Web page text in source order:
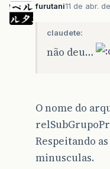
furutani11 de abr.
claudete:
não deu…
O nome do
Respeitando
minusculas.